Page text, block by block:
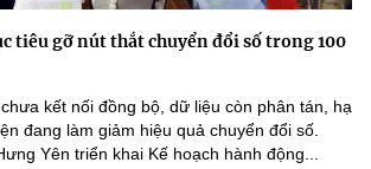
tiêu gỡ nút thắt chuyển đổi số trong 100
kết nối đồng bộ, dữ liệu còn phân tán, hạ
đang làm giảm hiệu quả chuyển đổi số.
Yên triển khai Kế hoạch hành động...